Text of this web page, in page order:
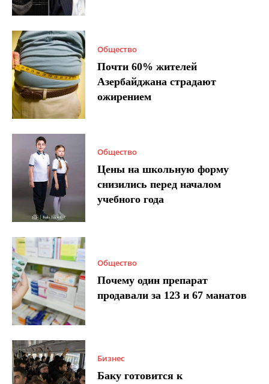
Общество
Почти 60% жителей
Азербайджана страдают
ожирением
Общество
Цены на школьную форму
снизились перед началом
учебного года
Общество
Почему один препарат
продавали за 123 и 67 манатов
Бизнес
Баку готовится к